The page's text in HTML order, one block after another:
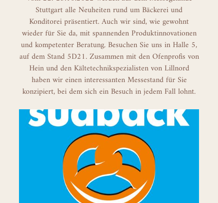
Stuttgart alle Neuheiten rund um Bäckerei und
Konditorei präsentiert. Auch wir sind, wie gewohnt
wieder für Sie da, mit spannenden Produktinnovationen
und kompetenter Beratung. Besuchen Sie uns in Halle 5,
auf dem Stand 5D21. Zusammen mit den Ofenprofis von
Hein und den Kältetechnikspezialisten von Lillnord
haben wir einen interessanten Messestand für Sie
konzipiert, bei dem sich ein Besuch in jedem Fall lohnt.